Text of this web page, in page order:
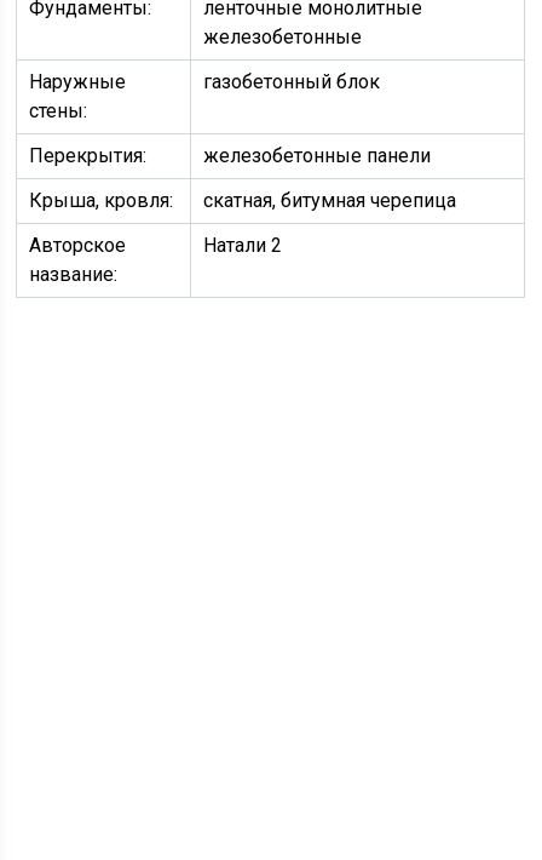
Фундаменты:
ленточные монолитные
железобетонные
Наружные
стены:
газобетонный блок
Перекрытия:
железобетонные панели
Крыша, кровля:
скатная, битумная черепица
Авторское
название:
Натали 2